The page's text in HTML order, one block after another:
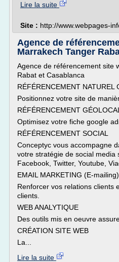
Lire la suite
Site : http://www.webpages-
Agence de
Marrakech Tanger
Agence de référencement site
Rabat et Casablanca
RÉFÉRENCEMENT NATUREL
Positionnez votre site de
RÉFÉRENCEMENT
Optimisez votre fiche google
RÉFÉRENCEMENT SOCIAL
Conceptyc vous accompagne
votre stratégie de social media
Facebook, Twitter, Youtube,
EMAIL MARKETING (E-mailing)
Renforcer vos relations clients
clients.
WEB ANALYTIQUE
Des outils mis en oeuvre
CRÉATION SITE WEB
La...
Lire la suite